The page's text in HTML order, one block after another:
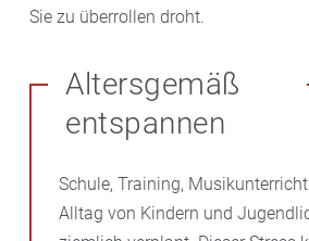
Sie zu überrollen droht.
Altersgemäß
entspannen
Schule, Training,
Alltag von Kindern und